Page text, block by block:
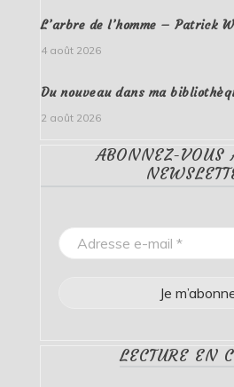
L’arbre de l’homme – Patrick
4 août 2026
Du nouveau dans ma
2 août 2026
ABONNEZ-VOUS
LECTURE EN